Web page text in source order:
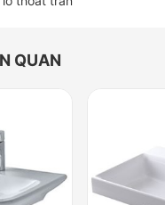
QUAN